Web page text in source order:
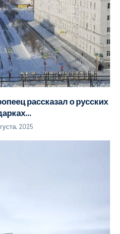
рассказал о русских
2025